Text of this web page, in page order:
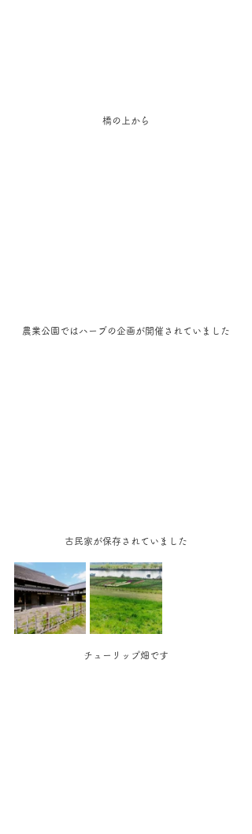
橋の上から
農業公園ではハーブの企画が開催されていました
古民家が保存されていました
チューリップ畑です